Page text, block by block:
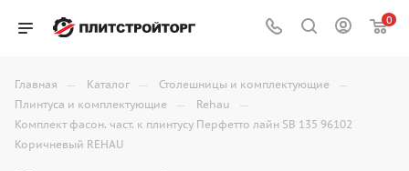
0
Главная — Каталог — Столешницы и комплектующие —
Плинтуса и комплектующие — Rehau —
Комплект фасон. част. к плинтусу Перфетто лайн SB 135 96102
Коричневый REHAU